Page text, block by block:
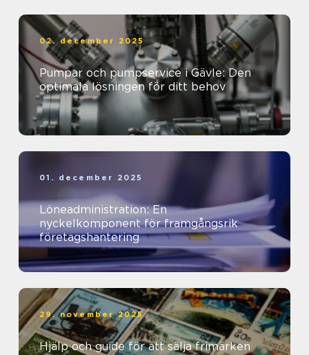
02. december 2025
Pumpar och pumpservice i Gävle: Den
optimala lösningen för ditt behov
01. december 2025
Löneadministration: En
nyckelkomponent för framgångsrik
företagshantering
29. november 2025
Hjälp och guide för att sälja frimärken